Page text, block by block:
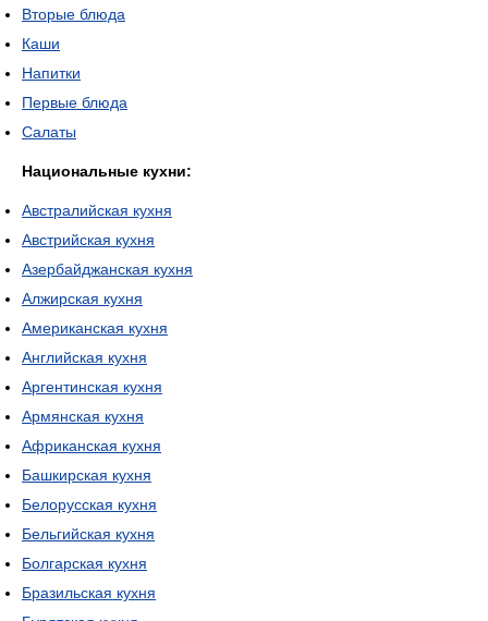
Вторые блюда
Каши
Напитки
Первые блюда
Салаты
Национальные кухни:
Австралийская кухня
Австрийская кухня
Азербайджанская кухня
Алжирская кухня
Американская кухня
Английская кухня
Аргентинская кухня
Армянская кухня
Африканская кухня
Башкирская кухня
Белорусская кухня
Бельгийская кухня
Болгарская кухня
Бразильская кухня